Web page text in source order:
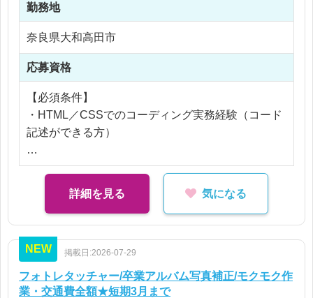
「成果につながるWeb制作」に関わることができま
す。
【社員化時】
年収 3,000,000 〜 4,800,000円
※ご経験により優遇
※交通費支給
※残業なし
※経験・能力などを考慮し、優遇します
※試用期間3ヶ月有（同給）
勤務地
奈良県大和高田市
応募資格
【必須条件】
・HTML／CSSでのコーディング実務経験（コード
記述ができる方）
【歓迎条件】
・JavaScript／PHPの基礎知識
・LP制作やサイト運用の経験
・マーケティング視点での改善経験
詳細を見る 気になる
NEW 掲載日:2026-07-29
フォトレタッチャー/卒業アルバム写真補正/モクモク作
業・交通費全額★短期3月まで